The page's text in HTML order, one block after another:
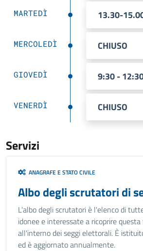
MARTEDÌ 13.30-
MERCOLEDÌ CHIUSO
GIOVEDÌ 9:30 -
VENERDÌ CHIUSO
Servizi
ANAGRAFE E STATO CIVILE
Albo degli scrutatori di
L'albo degli scrutatori è l'elenco di
idonee e interessate a ricoprire
all'interno dei seggi elettorali. È
ed è aggiornato annualmente.